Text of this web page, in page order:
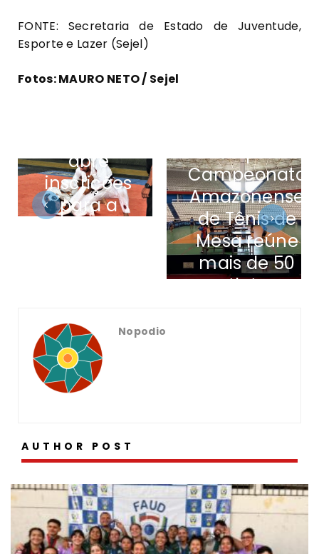
FONTE: Secretaria de Estado de Juventude,
Esporte e Lazer (Sejel)
Fotos: MAURO NETO / Sejel
abre
inscrições
para a
1ª etapa do
Campeonato
Amazonense
de Tênis de
Mesa reúne
mais de 50
atletas
Nopodio
AUTHOR POST